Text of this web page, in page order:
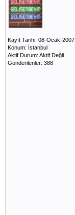
Kayıt Tarihi: 08-Ocak-2007
Konum: İstanbul
Aktif Durum: Aktif Değil
Gönderilenler: 388